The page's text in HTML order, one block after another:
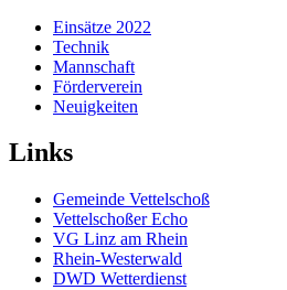
Einsätze 2022
Technik
Mannschaft
Förderverein
Neuigkeiten
Links
Gemeinde Vettelschoß
Vettelschoßer Echo
VG Linz am Rhein
Rhein-Westerwald
DWD Wetterdienst